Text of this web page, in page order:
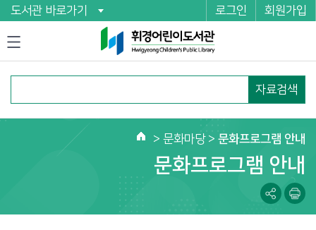
도서관 바로가기 로그인 회원가입
자료검색
홈
> 문화마당> 문화프로그램 안내
문화프로그램 안내